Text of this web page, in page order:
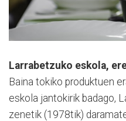
Larrabetzuko eskola,
Baina tokiko produktuen
eskola jantokirik badago,
zenetik (1978tik)